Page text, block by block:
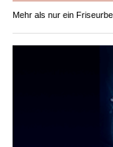
Mehr als nur ein